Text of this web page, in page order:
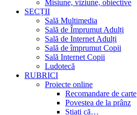
Misiune, viziune, obiective
SECȚII
Sală Multimedia
Sală de Împrumut Adulți
Sală de Internet Adulți
Sală de împrumut Copii
Sală Internet Copii
Ludotecă
RUBRICI
Proiecte online
Recomandare de carte
Povestea de la prânz
Știați că…